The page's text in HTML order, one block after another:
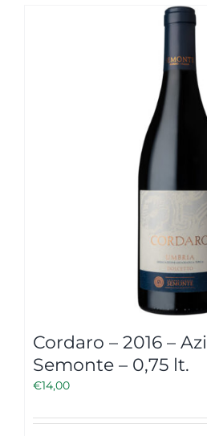
Cordaro – 2016 –
Semonte – 0,75 lt.
€14,00